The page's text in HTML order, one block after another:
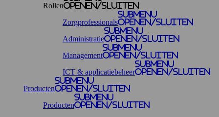
Rollenopenen/sluiten
Zorgprofessionals
Submenu
openen/sluiten
Administratie
Submenu
openen/sluiten
Management
Submenu
openen/sluiten
ICT & applicatiebeheer
Submenu
openen/sluiten
Producten
Submenu
openen/sluiten
Producten
Submenu
openen/sluiten